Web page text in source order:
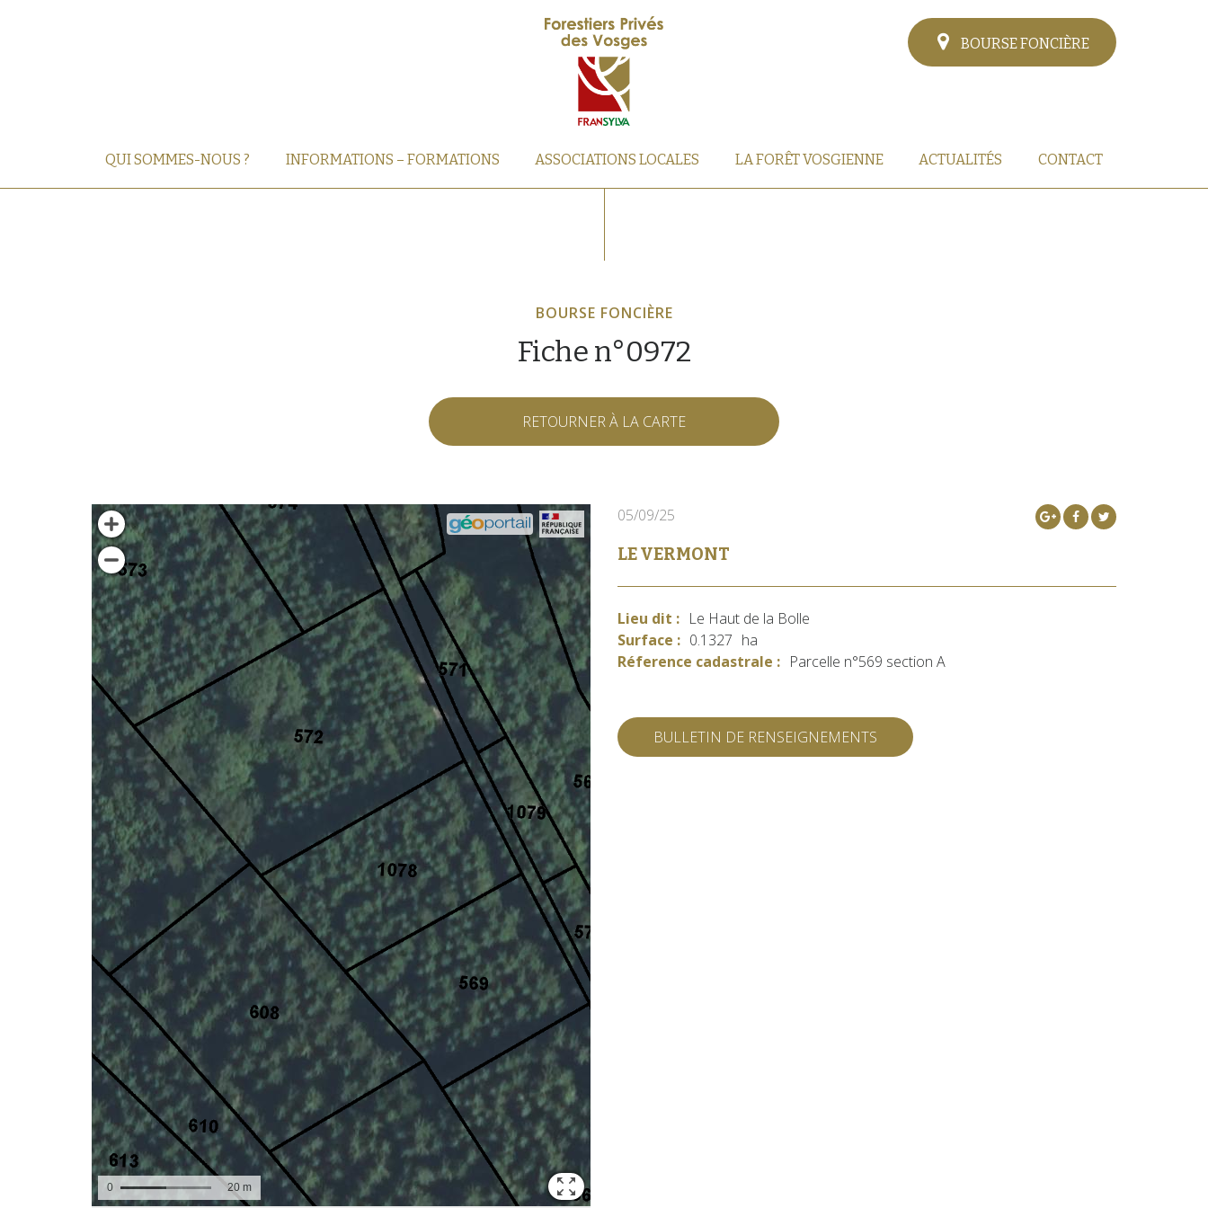
BOURSE FONCIÈRE
QUI SOMMES-NOUS ? INFORMATIONS – FORMATIONS ASSOCIATIONS LOCALES LA FORÊT VOSGIENNE ACTUALITÉS CONTACT
BOURSE FONCIÈRE
Fiche n°0972
RETOURNER À LA CARTE
05/09/25
LE VERMONT
Lieu dit : Le Haut de la Bolle
Surface : 0.1327 ha
Réference cadastrale : Parcelle n°569 section A
BULLETIN DE RENSEIGNEMENTS